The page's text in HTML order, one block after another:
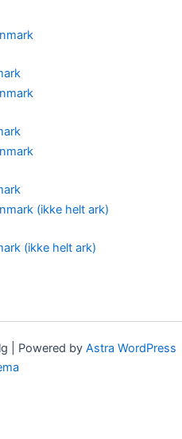
(ikke helt ark)
| Powered by Astra WordPress